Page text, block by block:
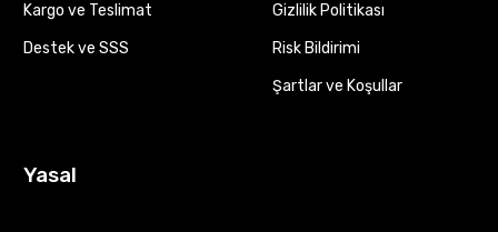
Kargo ve Teslimat
Destek ve SSS
Gizlilik Politikası
Risk Bildirimi
Şartlar ve Koşullar
Yasal